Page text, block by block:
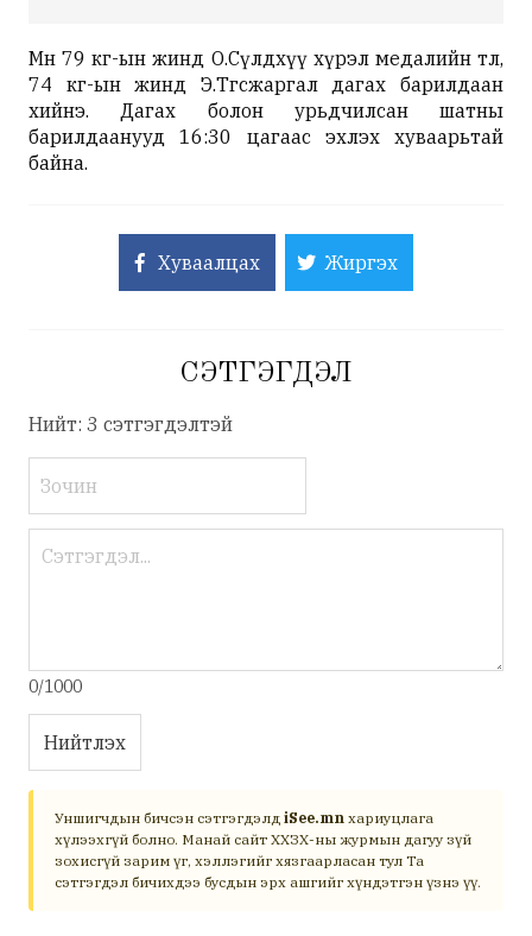
Мөн 79 кг-ын жинд О.Сүлдхүү хүрэл медалийн төлөө,
74 кг-ын жинд Э.Төгсжаргал дагах барилдаан
хийнэ. Дагах болон урьдчилсан шатны
барилдаанууд 16:30 цагаас эхлэх хуваарьтай
байна.
Хуваалцах Жиргэх
СЭТГЭГДЭЛ
Нийт: 3 сэтгэгдэлтэй
0/1000
Нийтлэх
Уншигчдын бичсэн сэтгэгдэлд iSee.mn хариуцлага
хүлээхгүй болно. Манай сайт ХХЗХ-ны журмын дагуу зүй
зохисгүй зарим үг, хэллэгийг хязгаарласан тул Та
сэтгэгдэл бичихдээ бусдын эрх ашгийг хүндэтгэн үзнэ үү.